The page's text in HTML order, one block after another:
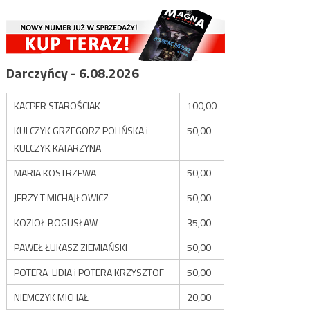
Darczyńcy - 6.08.2026
KACPER STAROŚCIAK
100,00
KULCZYK GRZEGORZ POLIŃSKA i
KULCZYK KATARZYNA
50,00
MARIA KOSTRZEWA
50,00
JERZY T MICHAJŁOWICZ
50,00
KOZIOŁ BOGUSŁAW
35,00
PAWEŁ ŁUKASZ ZIEMIAŃSKI
50,00
POTERA LIDIA i POTERA KRZYSZTOF
50,00
NIEMCZYK MICHAŁ
20,00